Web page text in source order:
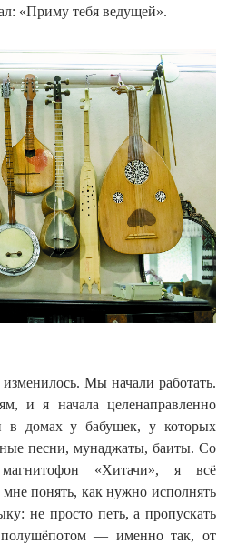
«Приму тебя ведущей».
Мы начали работать.
и я начала целенаправленно
в домах у бабушек, у которых
песни, мунаджаты, баиты. Со
«Хитачи», я всё
понять, как нужно исполнять
не просто петь, а пропускать
полушёпотом — именно так, от